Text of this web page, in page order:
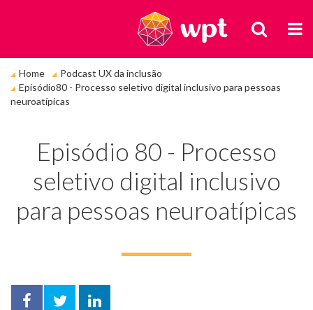
BUSCA
está
em:
Home
Podcast UX da inclusão
Episódio80 - Processo seletivo digital inclusivo para pessoas
neuroatípicas
Episódio 80 - Processo
seletivo digital inclusivo
para pessoas neuroatípicas
Facebook
TwitterLinkedIn